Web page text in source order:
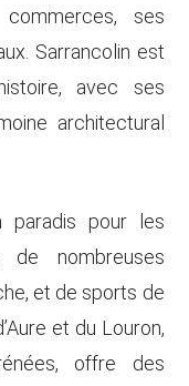
ses
Sarrancolin est
avec ses
architectural
pour les
nombreuses
et de sports de
et du Louron,
offre des